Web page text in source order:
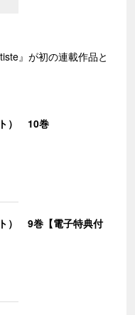
』が初の連載作品と
） 10巻
） 9巻【電子特典付